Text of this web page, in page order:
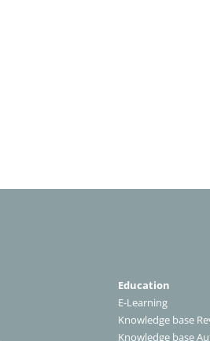
Education
E-Learning
Knowledge base
Knowledge base